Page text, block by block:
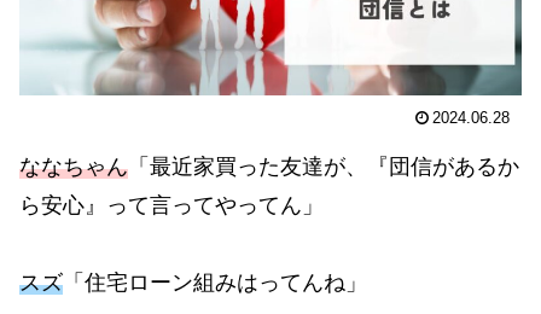
2024.06.28
ななちゃん 「最近家買った友達が、『団信があるか
ら安心』って言ってやってん」
スズ 「住宅ローン組みはってんね」